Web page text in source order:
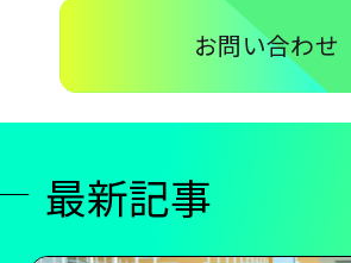
お問い合わせ
最新記事